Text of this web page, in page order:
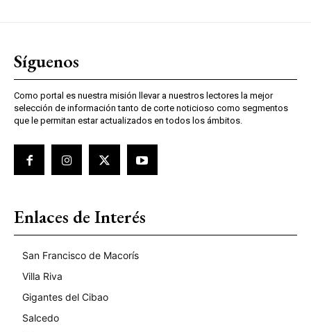
Síguenos
Como portal es nuestra misión llevar a nuestros lectores la mejor
selección de información tanto de corte noticioso como segmentos
que le permitan estar actualizados en todos los ámbitos.
Enlaces de Interés
San Francisco de Macorís
Villa Riva
Gigantes del Cibao
Salcedo